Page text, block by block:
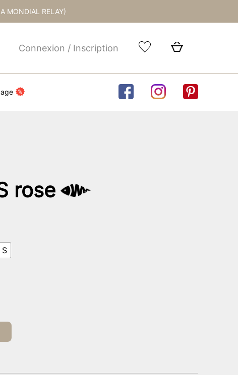
MONDIAL RELAY)
Connexion / Inscription
rose